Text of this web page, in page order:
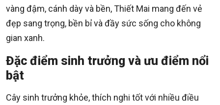
vàng đậm, cánh dày và bền, Thiết Mai mang đến vẻ
đẹp sang trọng, bền bỉ và đầy sức sống cho không
gian xanh.
Đặc điểm sinh trưởng và ưu điểm nổi
bật
Cây sinh trưởng khỏe, thích nghi tốt với nhiều điều